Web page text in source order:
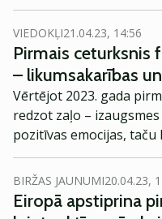
VIEDOKĻI21.04.23, 14:56
Pirmais ceturksnis
– likumsakarības
Vērtējot 2023. gada
redzot zaļo –
pozitīvas emocijas,
gribētu dēvēt nevis par
likumsakarīgu
pirmais ceturksnis nav
Šajos trīs mēnešos
BIRŽAS JAUNUMI20.04.23,
Eiropā apstiprina